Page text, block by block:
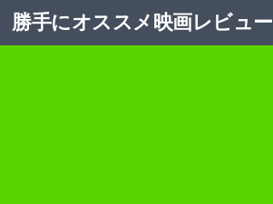
コンテンツへスキップ
勝手にオススメ映画レビュー